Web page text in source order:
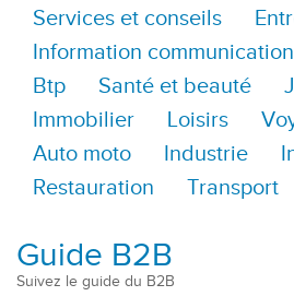
Services et conseils
Information communication
Btp
Santé et beauté
Immobilier
Loisirs
Auto moto
Industrie
Restauration
Transport
Guide B2B
Suivez le guide du B2B